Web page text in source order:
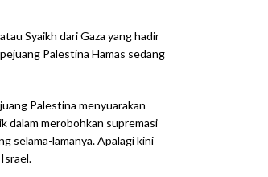
Syaikh dari Gaza yang hadir
Palestina Hamas sedang
Palestina menyuarakan
dalam merobohkan supremasi
selama-lamanya. Apalagi kini